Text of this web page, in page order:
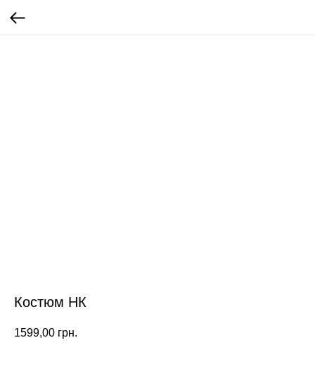
Костюм НК
1599,00 грн.